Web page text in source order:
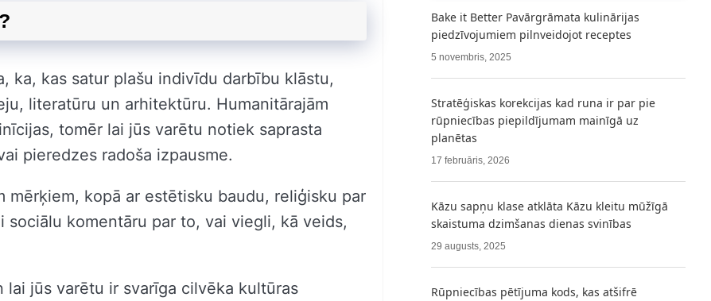
ka, kas satur plašu indivīdu darbību klāstu,
literatūru un arhitektūru. Humanitārajām
tomēr lai jūs varētu notiek saprasta
pieredzes radoša izpausme.
kopā ar estētisku baudu, reliģisku par
komentāru par to, vai viegli, kā veids,
jūs varētu ir svarīga cilvēka kultūras
Bake it Better Pavārgrāmata kulinārijas
piedzīvojumiem pilnveidojot receptes
5 novembris, 2025
Stratēģiskas korekcijas kad runa ir par pie
rūpniecības piepildījumam mainīgā uz
planētas
17 februāris, 2026
Kāzu sapņu klase atklāta Kāzu kleitu mūžīgā
skaistuma dzimšanas dienas svinības
29 augusts, 2025
Rūpniecības pētījuma kods, kas atšifrē